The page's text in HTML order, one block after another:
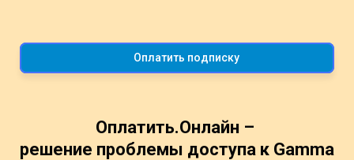
Оплатить подписку
Оплатить.Онлайн –
решение проблемы доступа к Gamma